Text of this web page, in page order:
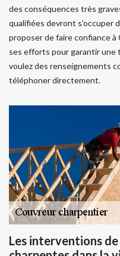
des conséquences très
qualifiées devront s'occuper
proposer de faire confiance
ses efforts pour garantir une
voulez des renseignements
téléphoner directement.
Les interventions